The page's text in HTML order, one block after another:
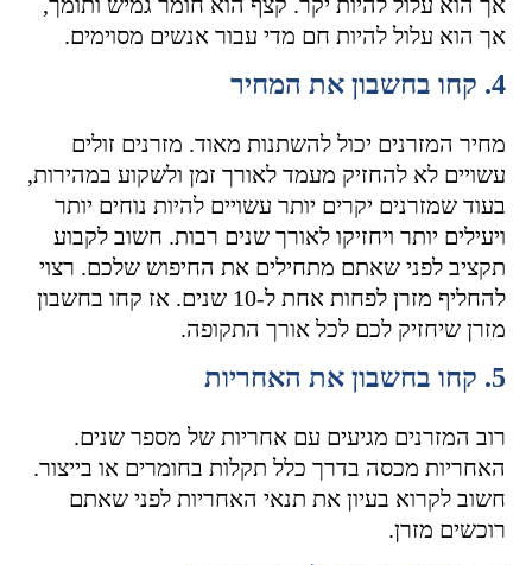
אך הוא עלול להיות חם מדי עבור אנשים מסוימים.
4. קחו בחשבון את המחיר
מחיר המזרנים יכול להשתנות מאוד. מזרנים זולים
עשויים לא להחזיק מעמד לאורך זמן ולשקוע במהירות,
בעוד שמזרנים יקרים יותר עשויים להיות נוחים יותר
ויעילים יותר ויחזיקו לאורך שנים רבות. חשוב לקבוע
תקציב לפני שאתם מתחילים את החיפוש שלכם. רצוי
להחליף מזרן לפחות אחת ל-10 שנים. אז קחו בחשבון
מזרן שיחזיק לכם לכל אורך התקופה.
5. קחו בחשבון את האחריות
רוב המזרנים מגיעים עם אחריות של מספר שנים.
האחריות מכסה בדרך כלל תקלות בחומרים או בייצור.
חשוב לקרוא בעיון את תנאי האחריות לפני שאתם
רוכשים מזרן.